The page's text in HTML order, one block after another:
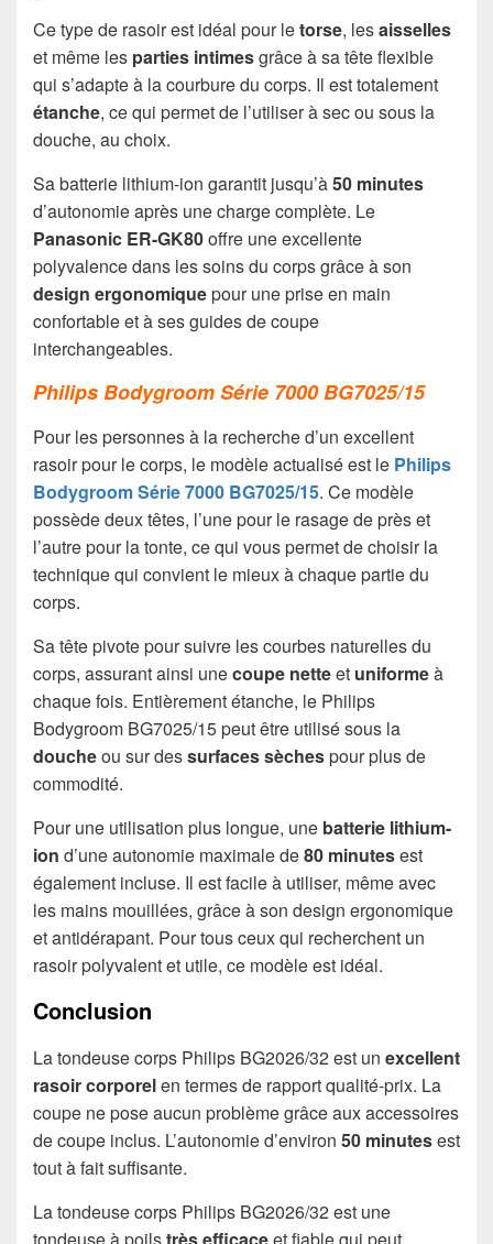
Ce type de rasoir est idéal pour letorse, lesaisselles
et même les parties intimesgrâce à sa tête flexible
qui s’adapte à la courbure du corps. Il est totalement
étanche, ce qui permet de l’utiliser à sec ou sous la
douche, au choix.
Sa batterie lithium-ion garantit jusqu’à50 minutes
d’autonomie après une charge complète. Le
Panasonic ER-GK80offre une excellente
polyvalence dans les soins du corps grâce à son
design ergonomiquepour une prise en main
confortable et à ses guides de coupe
interchangeables.
Philips Bodygroom Série 7000 BG7025/15
Pour les personnes à la recherche d’un excellent
rasoir pour le corps, le modèle actualisé est le Philips
Bodygroom Série 7000 BG7025/15. Ce modèle
possède deux têtes, l’une pour le rasage de près et
l’autre pour la tonte, ce qui vous permet de choisir la
technique qui convient le mieux à chaque partie du
corps.
Sa tête pivote pour suivre les courbes naturelles du
corps, assurant ainsi unecoupe netteet uniformeà
chaque fois. Entièrement étanche, le Philips
Bodygroom BG7025/15 peut être utilisé sous la
doucheou sur dessurfaces sèchespour plus de
commodité.
Pour une utilisation plus longue, une batterie lithium-
ion d’une autonomie maximale de80 minutesest
également incluse. Il est facile à utiliser, même avec
les mains mouillées, grâce à son design ergonomique
et antidérapant. Pour tous ceux qui recherchent un
rasoir polyvalent et utile, ce modèle est idéal.
Conclusion
La tondeuse corps Philips BG2026/32 est un excellent
rasoir corporelen termes de rapport qualité-prix. La
coupe ne pose aucun problème grâce aux accessoires
de coupe inclus. L’autonomie d’environ 50 minutesest
tout à fait suffisante.
La tondeuse corps Philips BG2026/32 est une